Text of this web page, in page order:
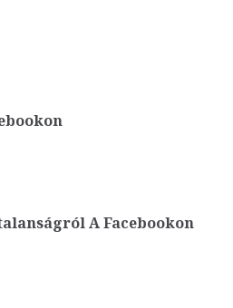
A Facebookon